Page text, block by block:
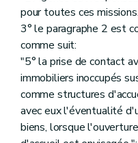
pour toutes ces
3° le paragraphe 2 est
comme suit:
"5° la prise de contact
immobiliers inoccupés
comme structures
avec eux l'éventualité
biens, lorsque